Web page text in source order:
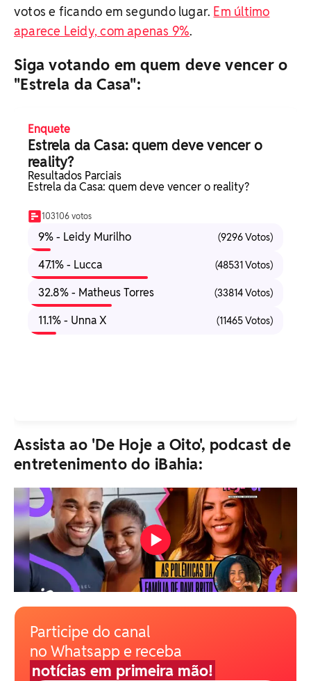
votos e ficando em segundo lugar. Em último
aparece Leidy, com apenas 9%.
Siga votando em quem deve vencer o
"Estrela da Casa":
Enquete
Estrela da Casa: quem deve vencer o
reality?
Resultados Parciais
Estrela da Casa: quem deve vencer o reality?
103106 votos
9% - Leidy Murilho (9296 Votos)
47.1% - Lucca (48531 Votos)
32.8% - Matheus Torres (33814 Votos)
11.1% - Unna X (11465 Votos)
Assista ao 'De Hoje a Oito', podcast de
entretenimento do iBahia:
Participe do canal
no Whatsapp e receba
notícias em primeira mão!